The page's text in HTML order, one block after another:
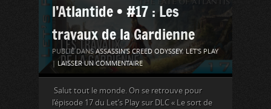
l’Atlantide • #17 : Les
travaux de la Gardienne
PUBLIÉ DANSASSASSIN'S CREED ODYSSEY, LET'S PLAY
| LAISSER UN COMMENTAIRE
Salut tout le monde. On se retrouve pour
l’épisode 17 du Let’s Play sur DLC « Le sort de